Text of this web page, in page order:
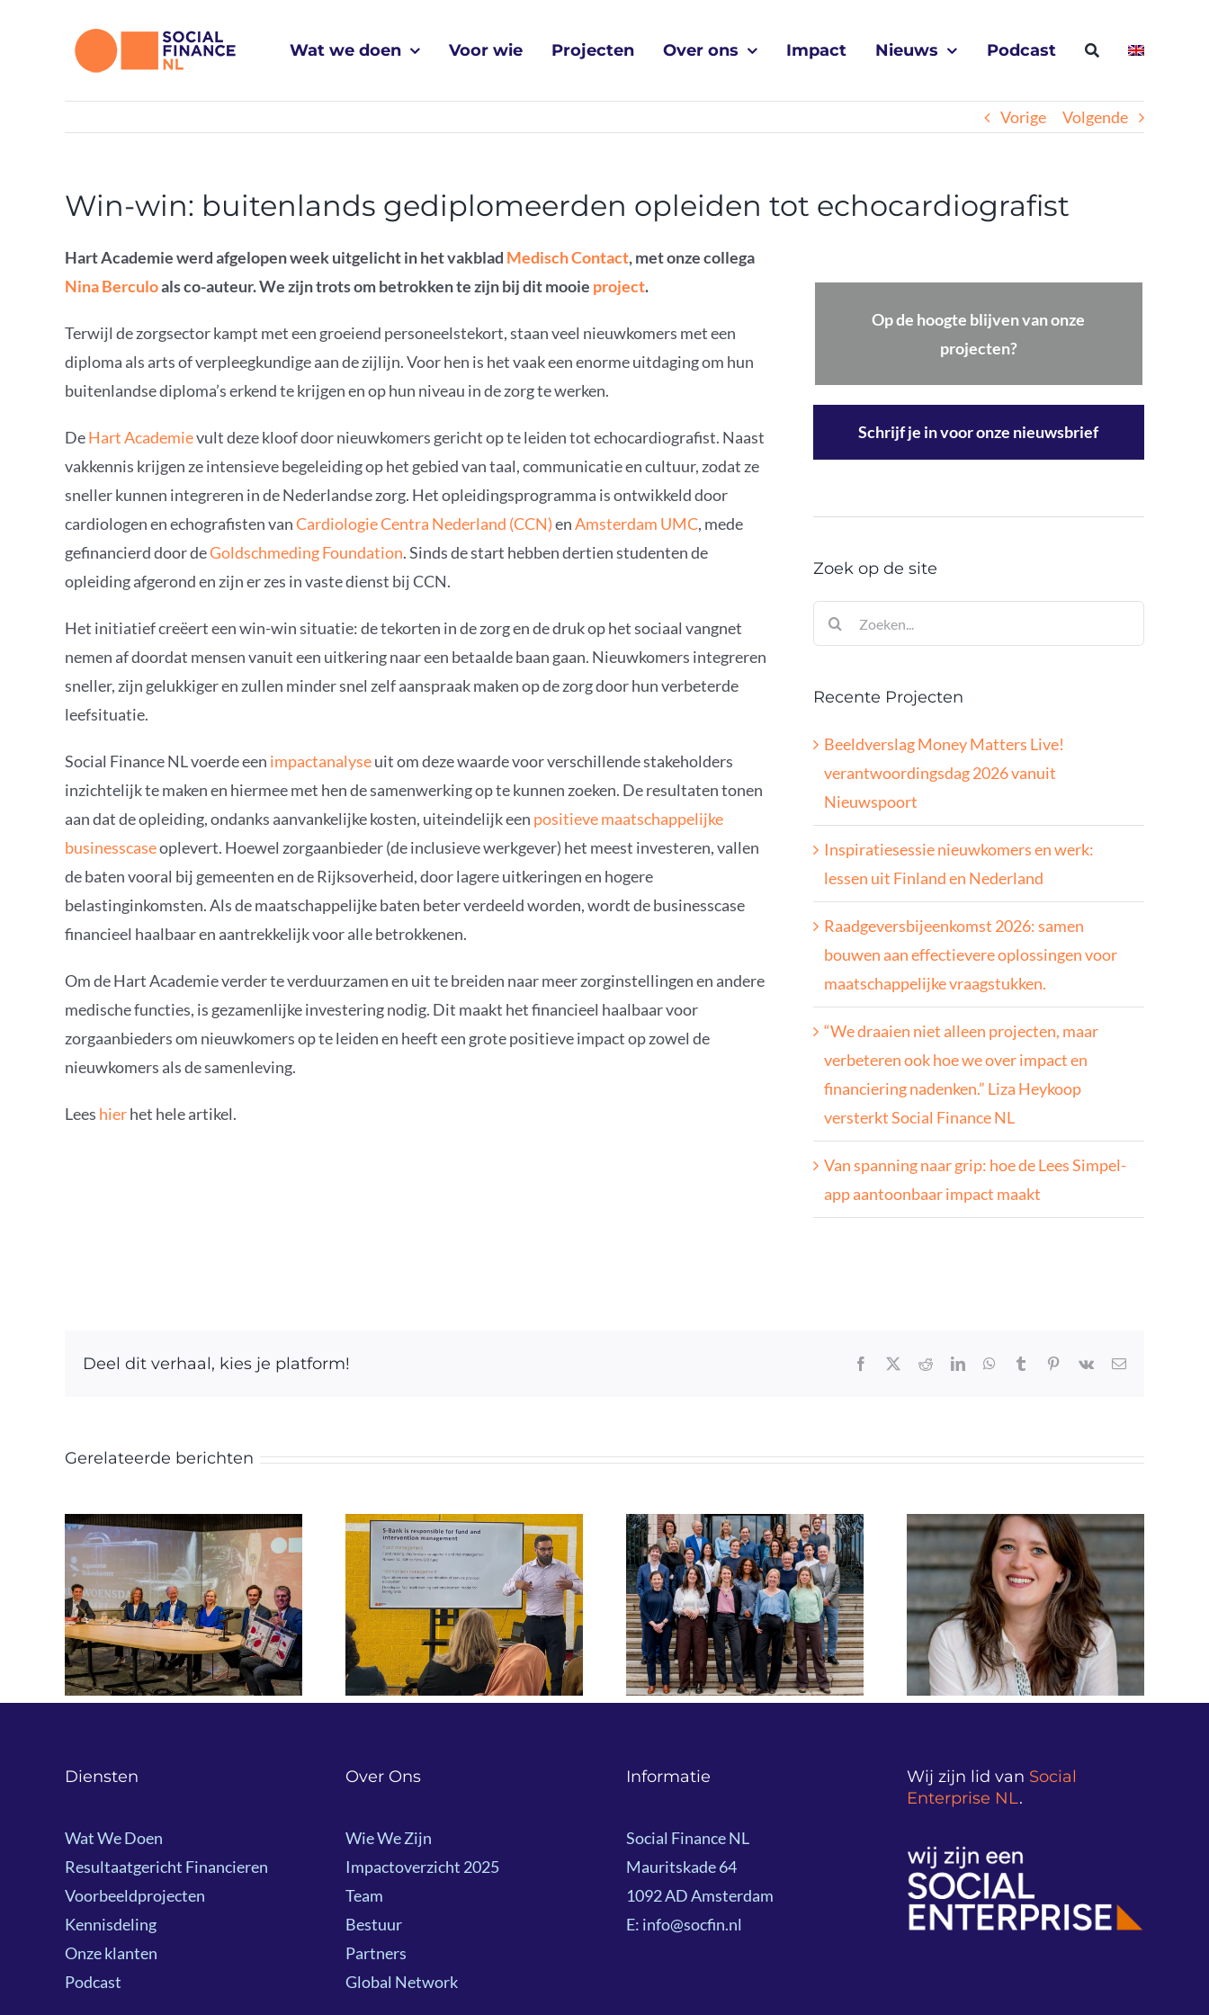
Wat we doen Voor wie Projecten Over ons Impact Nieuws Podcast
Vorige Volgende
Win-win: buitenlands gediplomeerden opleiden tot echocardiografist
Hart Academie werd afgelopen week uitgelicht in het vakblad Medisch Contact, met onze collega
Nina Berculoals co-auteur. We zijn trots om betrokken te zijn bij dit mooie project.
Terwijl de zorgsector kampt met een groeiend personeelstekort, staan veel nieuwkomers met een
diploma als arts of verpleegkundige aan de zijlijn. Voor hen is het vaak een enorme uitdaging om hun
buitenlandse diploma’s erkend te krijgen en op hun niveau in de zorg te werken.
DeHart Academievult deze kloof door nieuwkomers gericht op te leiden tot echocardiografist. Naast
vakkennis krijgen ze intensieve begeleiding op het gebied van taal, communicatie en cultuur, zodat ze
sneller kunnen integreren in de Nederlandse zorg. Het opleidingsprogramma is ontwikkeld door
cardiologen en echografisten vanCardiologie Centra Nederland (CCN)enAmsterdam UMC, mede
gefinancierd door deGoldschmeding Foundation. Sinds de start hebben dertien studenten de
opleiding afgerond en zijn er zes in vaste dienst bij CCN.
Het initiatief creëert een win-win situatie: de tekorten in de zorg en de druk op het sociaal vangnet
nemen af doordat mensen vanuit een uitkering naar een betaalde baan gaan. Nieuwkomers integreren
sneller, zijn gelukkiger en zullen minder snel zelf aanspraak maken op de zorg door hun verbeterde
leefsituatie.
Social Finance NL voerde een impactanalyseuit om deze waarde voor verschillende stakeholders
inzichtelijk te maken en hiermee met hen de samenwerking op te kunnen zoeken. De resultaten tonen
aan dat de opleiding, ondanks aanvankelijke kosten, uiteindelijk een positieve maatschappelijke
businesscaseoplevert. Hoewel zorgaanbieder (de inclusieve werkgever) het meest investeren, vallen
de baten vooral bij gemeenten en de Rijksoverheid, door lagere uitkeringen en hogere
belastinginkomsten. Als de maatschappelijke baten beter verdeeld worden, wordt de businesscase
financieel haalbaar en aantrekkelijk voor alle betrokkenen.
Om de Hart Academie verder te verduurzamen en uit te breiden naar meer zorginstellingen en andere
medische functies, is gezamenlijke investering nodig. Dit maakt het financieel haalbaar voor
zorgaanbieders om nieuwkomers op te leiden en heeft een grote positieve impact op zowel de
nieuwkomers als de samenleving.
Lees hierhet hele artikel.
Op de hoogte blijven van onze
projecten?
Schrijf je in voor onze nieuwsbrief
Zoek op de site
Zoeken
naar:
Recente Projecten
Beeldverslag Money Matters Live!
verantwoordingsdag 2026 vanuit
Nieuwspoort
Inspiratiesessie nieuwkomers en werk:
lessen uit Finland en Nederland
Raadgeversbijeenkomst 2026: samen
bouwen aan effectievere oplossingen voor
maatschappelijke vraagstukken.
“We draaien niet alleen projecten, maar
verbeteren ook hoe we over impact en
financiering nadenken.” Liza Heykoop
versterkt Social Finance NL
Van spanning naar grip: hoe de Lees Simpel-
app aantoonbaar impact maakt
Deel dit verhaal, kies je platform! Facebook RedditLinkedInWhatsApp
Tumblr Pinterest
Vk
E-
Gerelateerde berichten
Inspiratiesessie
nieuwkomers en werk:
lessen uit Finland en
Nederland
Raadgeversbijeenkomst
2026: samen bouwen
aan effectievere
oplossingen voor
maatschappelijke
vraagstukken.
“We draaien niet alleen
projecten, maar
verbeteren ook hoe we
over impact en
financiering nadenken.”
Liza Heykoop versterkt
Social Finance NL
Beeldverslag Money
Matters Live!
verantwoordingsdag
2026 vanuit
Nieuwspoort
Diensten
Wat We Doen
Resultaatgericht Financieren
Voorbeeldprojecten
Kennisdeling
Onze klanten
Podcast
Over Ons
Wie We Zijn
Impactoverzicht 2025
Team
Bestuur
Partners
Global Network
Informatie
Social Finance NL
Mauritskade 64
1092 AD Amsterdam
E: info@socfin.nl
Wij zijn lid van Social
Enterprise NL.